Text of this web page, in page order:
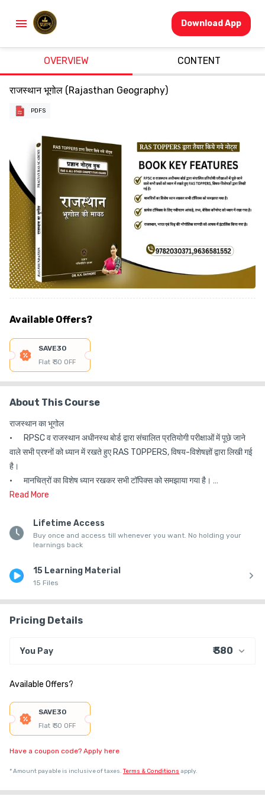
Download App
OVERVIEW CONTENT
राजस्थान भूगोल (Rajasthan Geography)
PDFS
Available Offers?
SAVE30
Flat ₹ 30 OFF
About This Course
राजस्थान का भूगोल
•	RPSC व राजस्थान अधीनस्थ बोर्ड द्वारा संचालित प्रतियोगी परीक्षाओं में पूछे जाने
वाले सभी प्रश्नों को ध्यान में रखते हुए RAS TOPPERS, विषय-विशेषज्ञों द्वारा लिखी गई
है।
•	मानचित्रों का विशेष ध्यान रखकर सभी टॉपिक्स को समझाया गया है।
•	प्रत्येक टॉपिक्स के लिए नवीनतम आंकड़े, तथ्य, बेसिक कॉन्सेप्ट को ध्यान में रखा गया
Read More
Lifetime Access
Buy once and access till whenever you want. No holding your
learnings back
15 Learning Material
15 Files
Pricing Details
You Pay ₹ 380
Internet Handling Charges
Platform Fee
Available Offers?
SAVE30
Flat ₹ 30 OFF
Have a coupon code? Apply here
*Amount payable is inclusive of taxes. Terms & Conditions apply.